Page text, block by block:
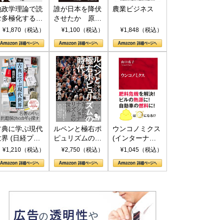
政学理論で読
多極化する世
トランプと
¥1,870（税込）
誰が日本を降伏
させたか 原爆
投下、ソ連参
(PHP新書)
¥1,100（税込）
農業ビジネス
¥1,848（税込）
典に学ぶ現代
界 (日経プレ
アシリーズ)
¥1,210（税込）
ルペンと極右ポ
ピュリズムの時
代：〈ヤヌス〉
¥2,750（税込）
ウンコノミクス
(インターナシ
ョナル新書)
¥1,045（税込）